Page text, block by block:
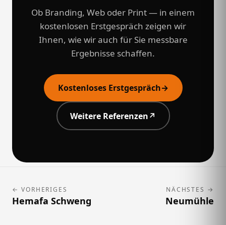
Ob Branding, Web oder Print — in einem
kostenlosen Erstgespräch zeigen wir
Ihnen, wie wir auch für Sie messbare
Ergebnisse schaffen.
Kostenloses Erstgespräch→
Weitere Referenzen↗
← VORHERIGES
Hemafa Schweng
NÄCHSTES →
Neumühle